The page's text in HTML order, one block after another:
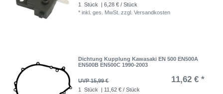
1 Stück
| 6,28 € / Stück
*inkl. ges. MwSt. zzgl.Versandkosten
Dichtung Kupplung Kawasaki EN 500 EN500A
EN500B EN500C 1990-2003
UVP 15,99 € 11,62 € *
1 Stück
| 11,62 € / Stück